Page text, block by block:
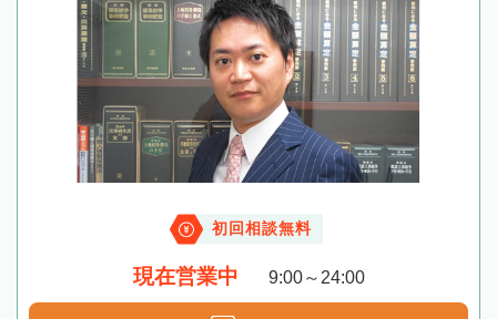
初回相談無料
現在営業中 9:00～24:00